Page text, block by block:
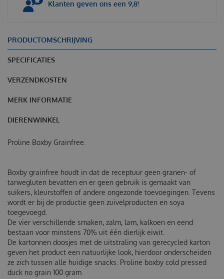
Klanten geven ons een 9,8!
PRODUCTOMSCHRIJVING
SPECIFICATIES
VERZENDKOSTEN
MERK INFORMATIE
DIERENWINKEL
Proline Boxby Grainfree.
Boxby grainfree houdt in dat de receptuur geen granen- of
tarwegluten bevatten en er geen gebruik is gemaakt van
suikers, kleurstoffen of andere ongezonde toevoegingen. Tevens
wordt er bij de productie geen zuivelproducten en soya
toegevoegd.
De vier verschillende smaken, zalm, lam, kalkoen en eend
bestaan voor minstens 70% uit één dierlijk eiwit.
De kartonnen doosjes met de uitstraling van gerecycled karton
geven het product een natuurlijke look, hierdoor onderscheiden
ze zich tussen alle huidige snacks. Proline boxby cold pressed
duck no grain 100 gram